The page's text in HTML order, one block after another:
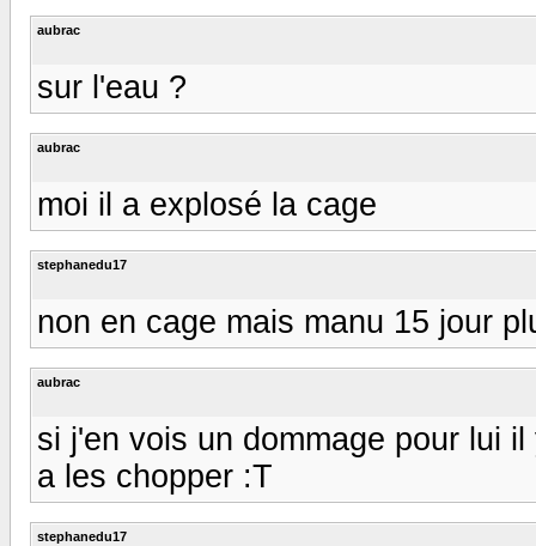
aubrac
sur l'eau ?
aubrac
moi il a explosé la cage
stephanedu17
non en cage mais manu 15 jour
aubrac
si j'en vois un dommage pour lui
a les chopper :T
stephanedu17